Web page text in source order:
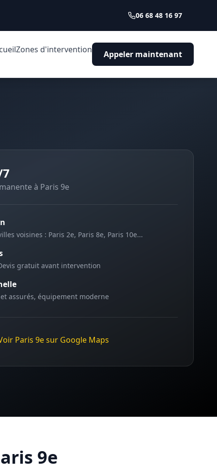
06 68 48 16 97
Zones d'intervention Appeler maintenant
à Paris 9e
voisines : Paris 2e, Paris 8e, Paris 10e...
gratuit avant intervention
assurés, équipement moderne
Paris 9esur Google Maps
9e